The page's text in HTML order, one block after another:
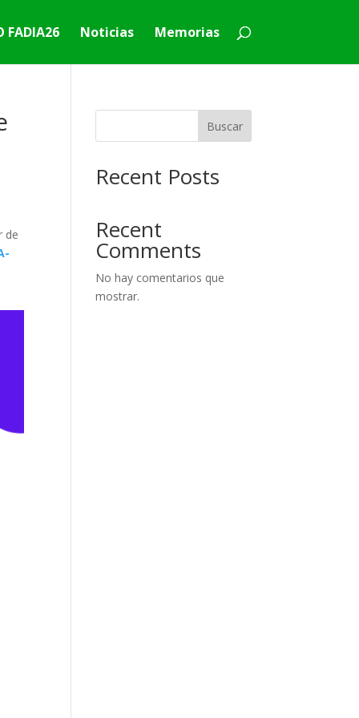
FADIA26 Noticias Memorias
de
Buscar
Recent Posts
Recent
Comments
No hay comentarios que
mostrar.